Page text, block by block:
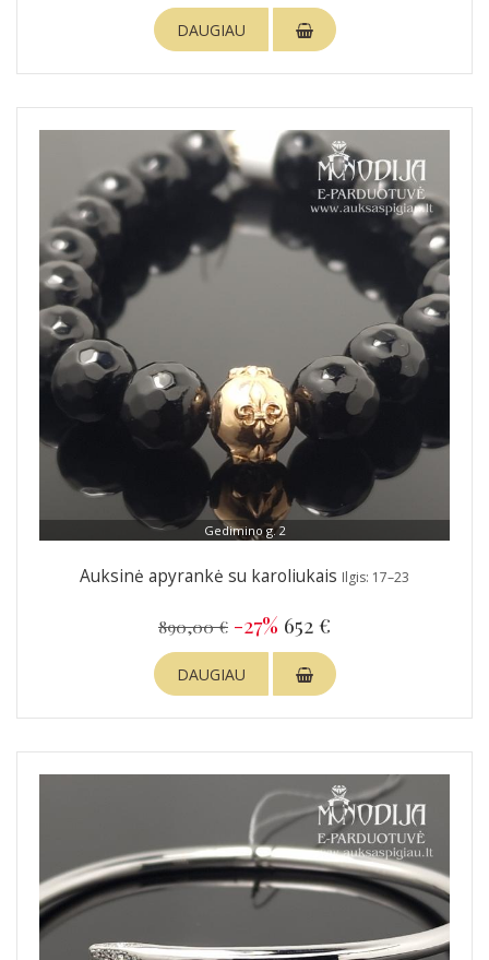
DAUGIAU
Gedimino g. 2
Auksinė apyrankė su karoliukais Ilgis: 17–23
890,00 € -27% 652 €
DAUGIAU